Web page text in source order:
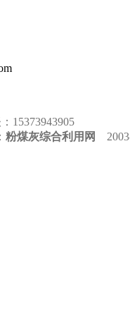
15373943905
粉煤灰综合利用网